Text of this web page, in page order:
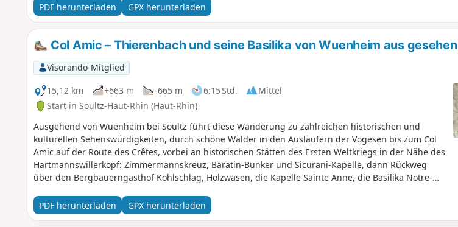
PDF herunterladen GPX herunterladen
Col Amic – Thierenbach und seine Basilika von Wuenheim aus gesehen
Visorando-Mitglied
15,12 km
+663 m -665 m 6:15 Std.
Mittel
Start in Soultz-Haut-Rhin (Haut-Rhin)
Ausgehend von Wuenheim bei Soultz führt diese Wanderung zu zahlreichen historischen und
kulturellen Sehenswürdigkeiten, durch schöne Wälder in den Ausläufern der Vogesen bis zum Col
Amic auf der Route des Crêtes, vorbei an historischen Stätten des Ersten Weltkriegs in der Nähe des
Hartmannswillerkopf: Zimmermannskreuz, Baratin-Bunker und Sicurani-Kapelle, dann Rückweg
über den Bergbauerngasthof Kohlschlag, Holzwasen, die Kapelle Sainte Anne, die Basilika Notre-
PDF herunterladen
GPX herunterladen